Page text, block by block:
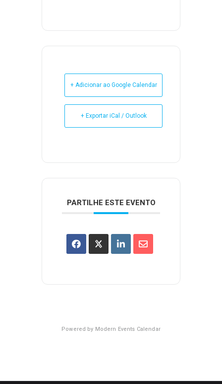
+ Adicionar ao Google Calendar
+ Exportar iCal / Outlook
PARTILHE ESTE EVENTO
Powered by Modern Events Calendar